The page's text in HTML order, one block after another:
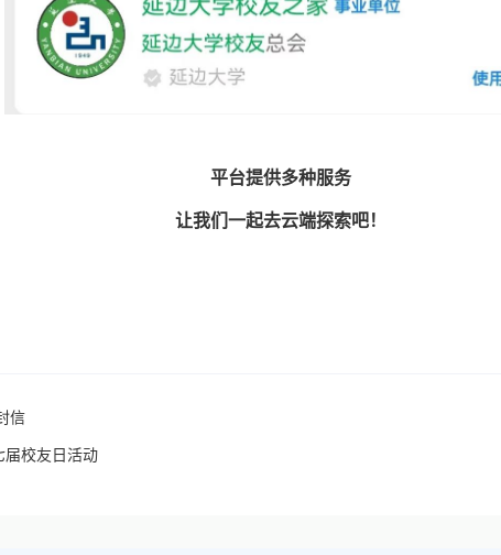
平台提供多种服务
让我们一起去云端探索吧！
信
届校友日活动